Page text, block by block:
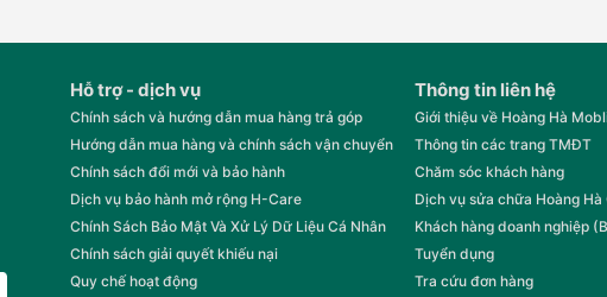
Hỗ trợ - dịch vụ
Chính sách và hướng dẫn mua hàng trả góp
Hướng dẫn mua hàng và chính sách vận chuyển
Chính sách đổi mới và bảo hành
Dịch vụ bảo hành mở rộng H-Care
Chính Sách Bảo Mật Và Xử Lý Dữ Liệu Cá Nhân
Chính sách giải quyết khiếu nại
Quy chế hoạt động
Thông tin liên hệ
Giới thiệu về Hoàng Hà
Thông tin các trang TMĐT
Chăm sóc khách hàng
Dịch vụ sửa chữa Hoàng Hà
Khách hàng doanh nghiệp
Tuyển dụng
Tra cứu đơn hàng